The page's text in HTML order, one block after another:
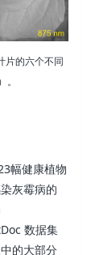
片的六个不同
幅健康植物
灰霉病的
数据集
的大部分